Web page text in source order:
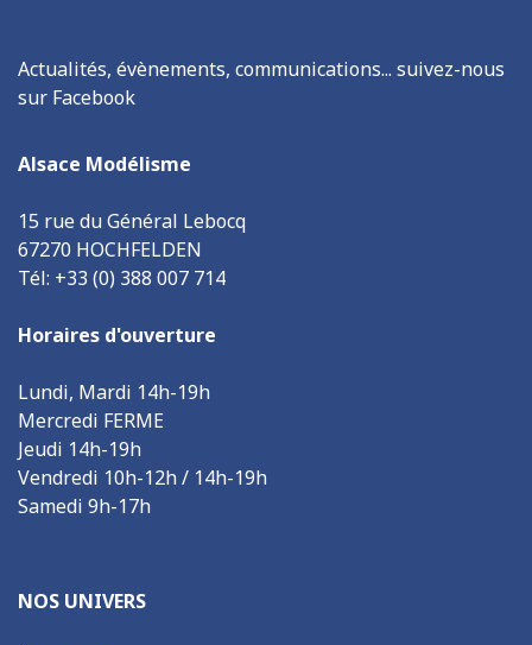
Actualités, évènements, communications... suivez-nous
sur Facebook
Alsace Modélisme
15 rue du Général Lebocq
67270 HOCHFELDEN
Tél: +33 (0) 388 007 714
Horaires d'ouverture
Lundi, Mardi 14h-19h
Mercredi FERME
Jeudi 14h-19h
Vendredi 10h-12h / 14h-19h
Samedi 9h-17h
NOS UNIVERS